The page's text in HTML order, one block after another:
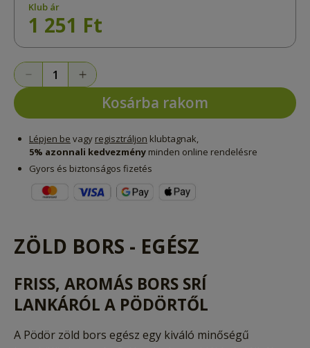
Klub ár
1 251 Ft
Kosárba rakom
Lépjen be vagy regisztráljon klubtagnak,
5% azonnali kedvezmény minden online rendelésre
Gyors és biztonságos fizetés
ZÖLD BORS - EGÉSZ
FRISS, AROMÁS BORS SRÍ
LANKÁRÓL A PÖDÖRTŐL
A Pödör zöld bors egész egy kiváló minőségű